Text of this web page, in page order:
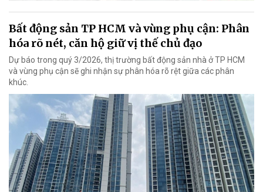
Bất động sản TP HCM và vùng phụ cận: Phân
hóa rõ nét, căn hộ giữ vị thế chủ đạo
Dự báo trong quý 3/2026, thị trường bất động sản nhà ở TP HCM
và vùng phụ cận sẽ ghi nhận sự phân hóa rõ rệt giữa các phân
khúc.